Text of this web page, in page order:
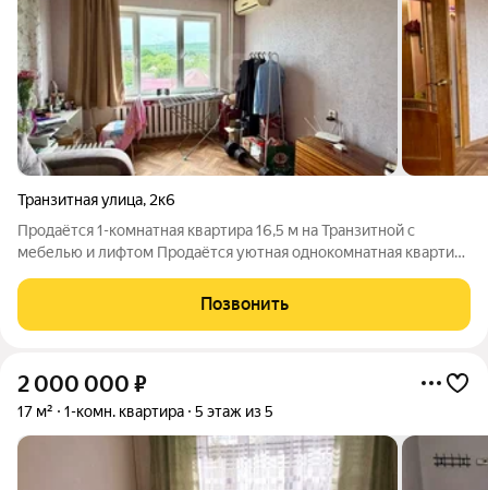
Транзитная улица, 2к6
Продаётся 1-комнатная квартира 16,5 м на Транзитной с
мебелью и лифтом Продаётся уютная однокомнатная квартира
Квартира полностью готова к проживанию в стоимость входит
вся необходимая
Позвонить
2 000 000 ₽
17 м² 1-комн. квартира 5 этаж из 5